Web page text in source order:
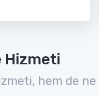
Hizmeti
hem de